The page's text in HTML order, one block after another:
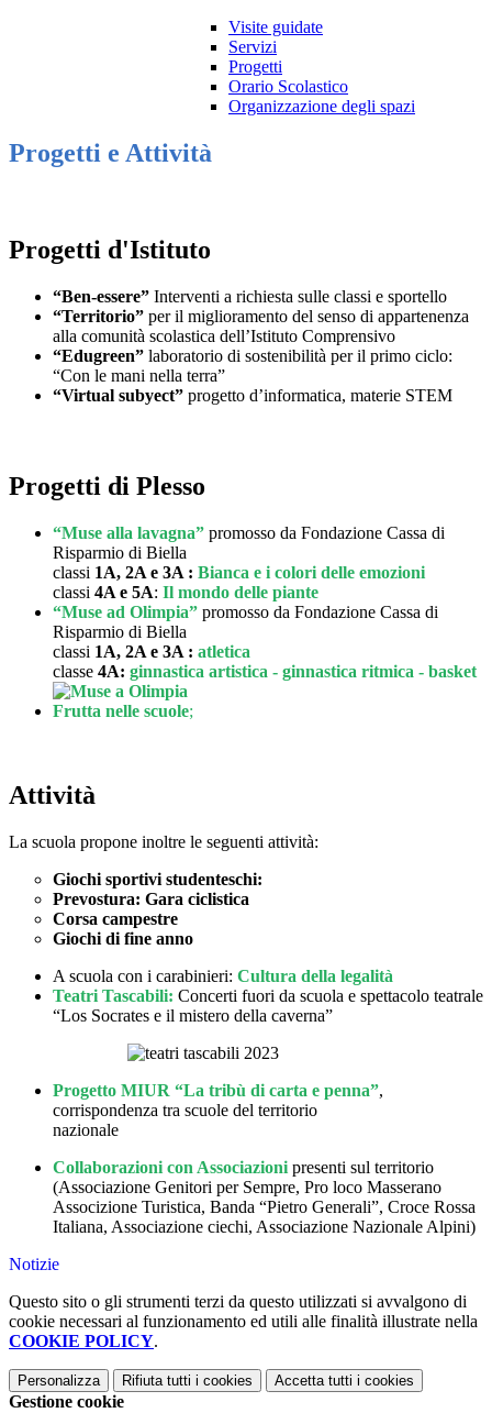
Visite guidate
Servizi
Progetti
Orario Scolastico
Organizzazione degli spazi
Progetti e Attività
Progetti d'Istituto
“Ben-essere” Interventi a richiesta sulle classi e sportello
“Territorio” per il miglioramento del senso di appartenenza
alla comunità scolastica dell’Istituto Comprensivo
“Edugreen” laboratorio di sostenibilità per il primo ciclo:
“Con le mani nella terra”
“Virtual subyect” progetto d’informatica, materie STEM
Progetti di Plesso
“Muse alla lavagna” promosso da Fondazione Cassa di
Risparmio di Biella
classi 1A, 2A e 3A : Bianca e i colori delle emozioni
classi 4A e 5A: Il mondo delle piante
“Muse ad Olimpia” promosso da Fondazione Cassa di
Risparmio di Biella
classi 1A, 2A e 3A : atletica
classe 4A: ginnastica artistica - ginnastica ritmica - basket
Frutta nelle scuole;
Attività
La scuola propone inoltre le seguenti attività:
Giochi sportivi studenteschi:
Prevostura: Gara ciclistica
Corsa campestre
Giochi di fine anno
A scuola con i carabinieri: Cultura della legalità
Teatri Tascabili: Concerti fuori da scuola e spettacolo teatrale
“Los Socrates e il mistero della caverna”
Progetto MIUR “La tribù di carta e penna”,
corrispondenza tra scuole del territorio
nazionale
Collaborazioni con Associazioni presenti sul territorio
(Associazione Genitori per Sempre, Pro loco Masserano
Associzione Turistica, Banda “Pietro Generali”, Croce Rossa
Italiana, Associazione ciechi, Associazione Nazionale Alpini)
Notizie
Questo sito o gli strumenti terzi da questo utilizzati si avvalgono di
cookie necessari al funzionamento ed utili alle finalità illustrate nella
COOKIE POLICY.
Personalizza Rifiuta tutti i cookies Accetta tutti i cookies
Gestione cookie